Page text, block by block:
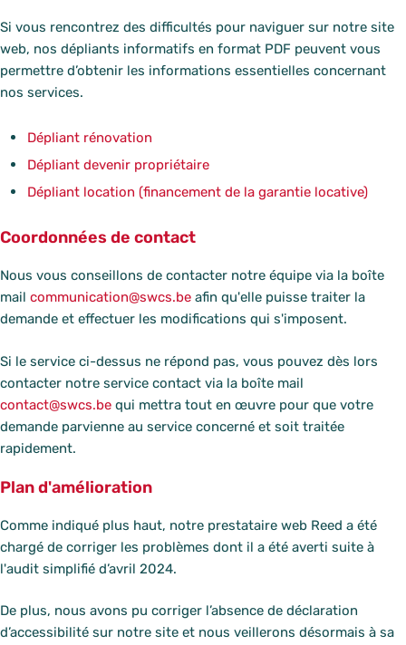
Si vous rencontrez des difficultés pour naviguer sur notre site
web, nos dépliants informatifs en format PDF peuvent vous
permettre d’obtenir les informations essentielles concernant
nos services.
Dépliant rénovation
Dépliant devenir propriétaire
Dépliant location (financement de la garantie locative)
Coordonnées de contact
Nous vous conseillons de contacter notre équipe via la boîte
mail communication@swcs.be afin qu'elle puisse traiter la
demande et effectuer les modifications qui s'imposent.
Si le service ci-dessus ne répond pas, vous pouvez dès lors
contacter notre service contact via la boîte mail
contact@swcs.be qui mettra tout en œuvre pour que votre
demande parvienne au service concerné et soit traitée
rapidement.
Plan d'amélioration
Comme indiqué plus haut, notre prestataire web Reed a été
chargé de corriger les problèmes dont il a été averti suite à
l'audit simplifié d’avril 2024.
De plus, nous avons pu corriger l’absence de déclaration
d’accessibilité sur notre site et nous veillerons désormais à sa